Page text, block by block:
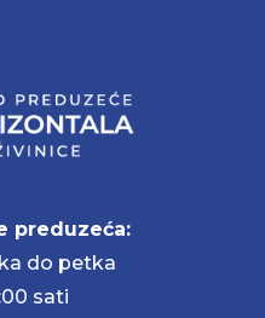
preduzeća:
do petka
sati